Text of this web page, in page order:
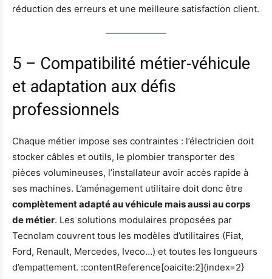
réduction des erreurs et une meilleure satisfaction client.
5 – Compatibilité métier-véhicule
et adaptation aux défis
professionnels
Chaque métier impose ses contraintes : l’électricien doit
stocker câbles et outils, le plombier transporter des
pièces volumineuses, l’installateur avoir accès rapide à
ses machines. L’aménagement utilitaire doit donc être
complètement adapté au véhicule mais aussi au corps
de métier. Les solutions modulaires proposées par
Tecnolam couvrent tous les modèles d’utilitaires (Fiat,
Ford, Renault, Mercedes, Iveco…) et toutes les longueurs
d’empattement. :contentReference[oaicite:2]{index=2}